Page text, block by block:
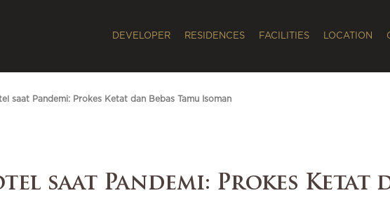
DEVELOPER RESIDENCES FACILITIES LOCATION
saat Pandemi: Prokes Ketat dan Bebas Tamu Isoman
saat Pandemi: Prokes Ketat